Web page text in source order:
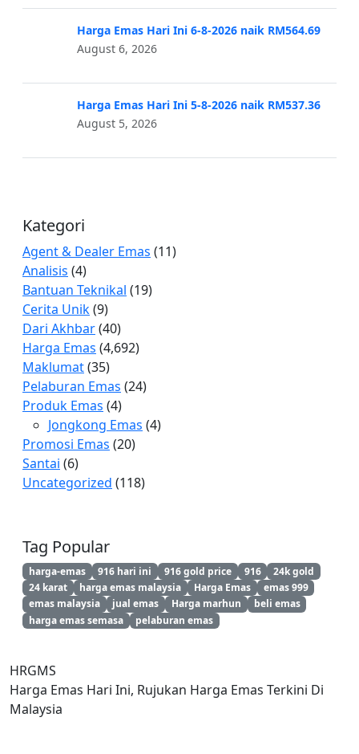
Harga Emas Hari Ini 6-8-2026 naik RM564.69
August 6, 2026
Harga Emas Hari Ini 5-8-2026 naik RM537.36
August 5, 2026
Kategori
Agent & Dealer Emas (11)
Analisis (4)
Bantuan Teknikal (19)
Cerita Unik(9)
Dari Akhbar(40)
Harga Emas (4,692)
Maklumat(35)
Pelaburan Emas (24)
Produk Emas (4)
Jongkong Emas (4)
Promosi Emas (20)
Santai (6)
Uncategorized (118)
Tag Popular
harga-emas 916 hari ini 916 gold price 916
24k gold
24 karat
harga emas malaysia Harga Emas
emas 999
emas malaysia
jual emas Harga marhun
beli emas
harga emas semasa
pelaburan emas
HRGMS
Harga Emas Hari Ini, Rujukan Harga Emas Terkini Di
Malaysia